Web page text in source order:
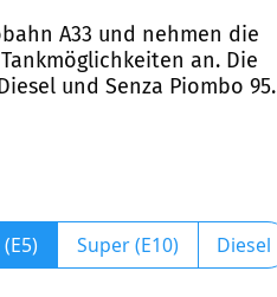
A33 und nehmen die
an. Die
und Senza Piombo 95.
Super (E10) Diesel